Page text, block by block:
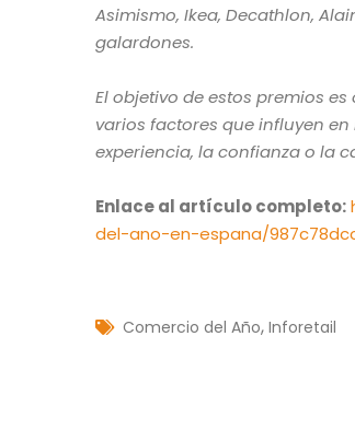
Asimismo, Ikea, Decathlon,
galardones.
El objetivo de estos premios
varios factores que influyen
experiencia, la confianza o la
Enlace al artículo completo:
del-ano-en-espana/
Comercio del Año, Inforetail